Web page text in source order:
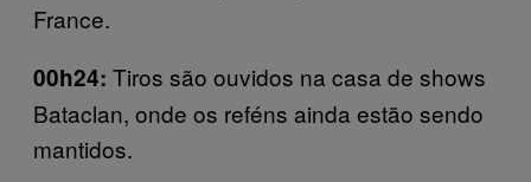
France.
00h24: Tiros são ouvidos na casa de shows
Bataclan, onde os reféns ainda estão sendo
mantidos.